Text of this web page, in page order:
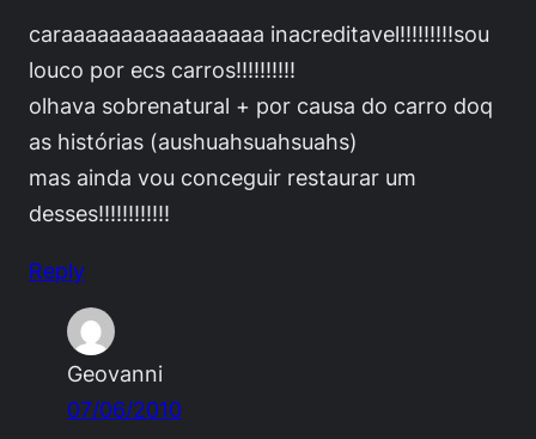
caraaaaaaaaaaaaaaaaa inacreditavel!!!!!!!!!sou
louco por ecs carros!!!!!!!!!!
olhava sobrenatural + por causa do carro doq
as histórias (aushuahsuahsuahs)
mas ainda vou conceguir restaurar um
desses!!!!!!!!!!!!
Reply
Geovanni
07/06/2010